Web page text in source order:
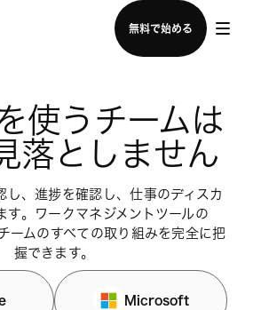
無料で始める
スチームに問い合わせる
使うチームは
落としません
し、進捗を確認し、仕事のディスカ
す。ワークマネジメントツールの
ームのすべての取り組みを完全に把
握できます。
Microsoft